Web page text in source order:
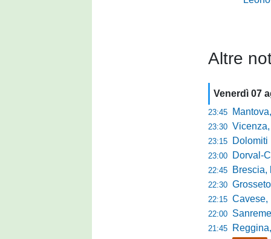
Altre
Venerdì 07
23:45 Mantova,
23:30 Vicenza,
23:15 Dolomiti
23:00 Dorval-
22:45 Brescia,
22:30 Grosseto-
22:15 Cavese,
22:00
21:45 Reggina,